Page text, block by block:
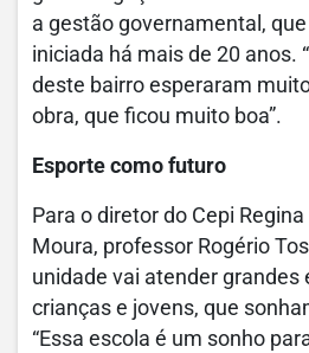
a gestão governamental,
iniciada há mais de 20 anos.
deste bairro esperaram
obra, que ficou muito boa”.
Esporte como futuro
Para o diretor do Cepi
Moura, professor Rogério
unidade vai atender grandes
crianças e jovens, que
“Essa escola é um sonho